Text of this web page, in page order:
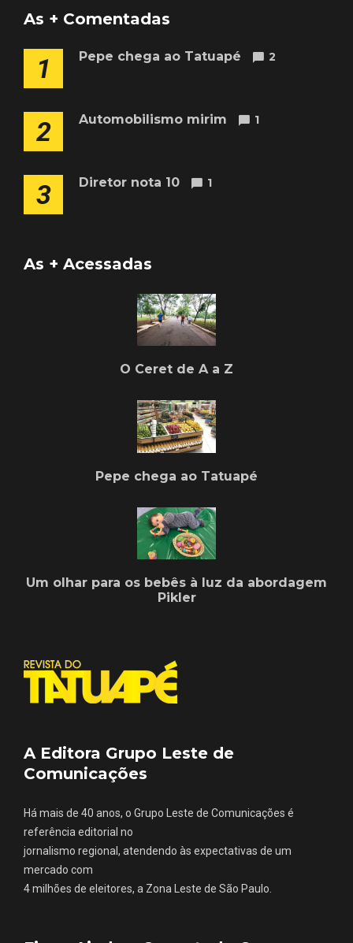
As + Comentadas
1 Pepe chega ao Tatuapé 2
2 Automobilismo mirim 1
3 Diretor nota 10 1
As + Acessadas
O Ceret de A a Z
Pepe chega ao Tatuapé
Um olhar para os bebês à luz da abordagem
Pikler
A Editora Grupo Leste de
Comunicações
Há mais de 40 anos, o Grupo Leste de Comunicações é
referência editorial no
jornalismo regional, atendendo às expectativas de um
mercado com
4 milhões de eleitores, a Zona Leste de São Paulo.